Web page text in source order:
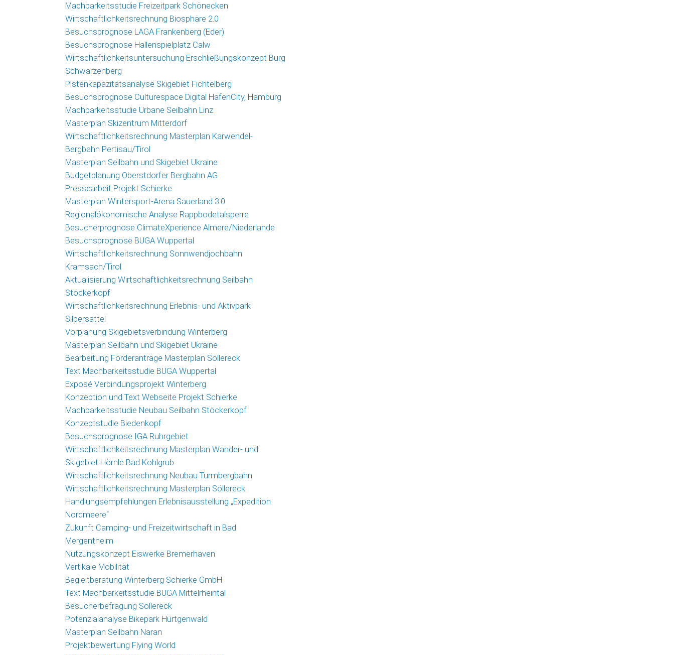
Machbarkeitsstudie Freizeitpark Schönecken
Wirtschaftlichkeitsrechnung Biosphäre 2.0
Besuchsprognose LAGA Frankenberg (Eder)
Besuchsprognose Hallenspielplatz Calw
Wirtschaftlichkeitsuntersuchung Erschließungskonzept Burg
Schwarzenberg
Pistenkapazitätsanalyse Skigebiet Fichtelberg
Besuchsprognose Culturespace Digital HafenCity, Hamburg
Machbarkeitsstudie Urbane Seilbahn Linz
Masterplan Skizentrum Mitterdorf
Wirtschaftlichkeitsrechnung Masterplan Karwendel-
Bergbahn Pertisau/Tirol
Masterplan Seilbahn und Skigebiet Ukraine
Budgetplanung Oberstdorfer Bergbahn AG
Pressearbeit Projekt Schierke
Masterplan Wintersport-Arena Sauerland 3.0
Regionalökonomische Analyse Rappbodetalsperre
Besucherprognose ClimateXperience Almere/Niederlande
Besuchsprognose BUGA Wuppertal
Wirtschaftlichkeitsrechnung Sonnwendjochbahn
Kramsach/Tirol
Aktualisierung Wirtschaftlichkeitsrechnung Seilbahn
Stöckerkopf
Wirtschaftlichkeitsrechnung Erlebnis- und Aktivpark
Silbersattel
Vorplanung Skigebietsverbindung Winterberg
Masterplan Seilbahn und Skigebiet Ukraine
Bearbeitung Förderanträge Masterplan Söllereck
Text Machbarkeitsstudie BUGA Wuppertal
Exposé Verbindungsprojekt Winterberg
Konzeption und Text Webseite Projekt Schierke
Machbarkeitsstudie Neubau Seilbahn Stöckerkopf
Konzeptstudie Biedenkopf
Besuchsprognose IGA Ruhrgebiet
Wirtschaftlichkeitsrechnung Masterplan Wander- und
Skigebiet Hörnle Bad Kohlgrub
Wirtschaftlichkeitsrechnung Neubau Turmbergbahn
Wirtschaftlichkeitsrechnung Masterplan Söllereck
Handlungsempfehlungen Erlebnisausstellung „Expedition
Nordmeere“
Zukunft Camping- und Freizeitwirtschaft in Bad
Mergentheim
Nutzungskonzept Eiswerke Bremerhaven
Vertikale Mobilität
Begleitberatung Winterberg Schierke GmbH
Text Machbarkeitsstudie BUGA Mittelrheintal
Besucherbefragung Söllereck
Potenzialanalyse Bikepark Hürtgenwald
Masterplan Seilbahn Naran
Projektbewertung Flying World